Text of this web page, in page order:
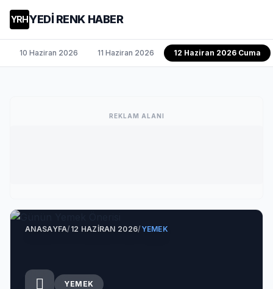
YRHYEDİ RENK HABER
10 Haziran 2026 11 Haziran 2026 12 Haziran 2026 Cuma
REKLAM ALANI
ANASAYFA/12 HAZIRAN 2026/YEMEK
YEMEK